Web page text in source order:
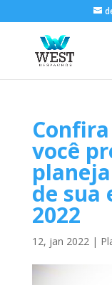
você
de sua
2022
12, jan 2022|